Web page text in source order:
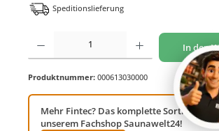
Speditionslieferung
Produkt Anzahl: Gib den gewünschten Wert ein oder
In den
Produktnummer: 000613030000
Mehr Fintec? Das komplette Sortiment
unserem Fachshop Saunawelt24!